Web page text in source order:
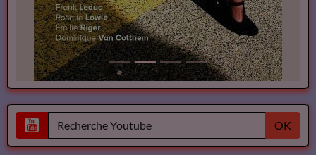
OK